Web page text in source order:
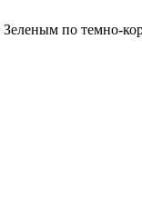
Зеленым по темно-